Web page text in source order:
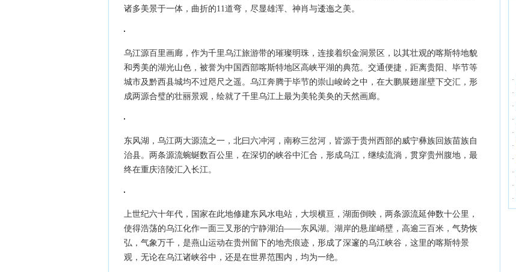
诸多美景于一体，曲折的11道弯，尽显雄浑、神肖与逶迤之美。
乌江源百里画廊，作为千里乌江旅游带的璀璨明珠，连接着织金洞景区，以其壮观的喀斯特地貌
和秀美的湖光山色，被誉为中国西部喀斯特地区高峡平湖的典范。交通便捷，距离贵阳、毕节等
城市及黔西县城均不过咫尺之遥。乌江奔腾于毕节的崇山峻岭之中，在大鹏展翅崖壁下交汇，形
成两源合璧的壮丽景观，绘就了千里乌江上最为美轮美奂的天然画廊。
东风湖，乌江两大源流之一，北曰六冲河，南称三岔河，皆源于贵州西部的威宁彝族回族苗族自
治县。两条源流蜿蜒数百公里，在深切的峡谷中汇合，形成乌江，继续流淌，贯穿贵州腹地，最
终在重庆涪陵汇入长江。
上世纪六十年代，国家在此地修建东风水电站，大坝横亘，湖面倒映，两条源流延伸数十公里，
使得浩荡的乌江化作一面三叉形的宁静湖泊——东风湖。湖岸的悬崖峭壁，高逾三百米，气势恢
弘，气象万千，是燕山运动在贵州留下的地壳痕迹，形成了深邃的乌江峡谷，这里的喀斯特景
观，无论在乌江诸峡谷中，还是在世界范围内，均为一绝。
·
·
·
·
·
·
·
·
·
·